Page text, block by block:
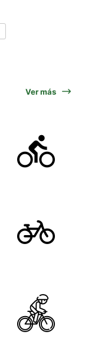
Ver más